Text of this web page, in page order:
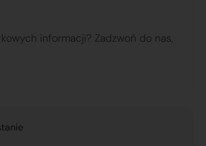
informacji? Zadzwoń do nas,